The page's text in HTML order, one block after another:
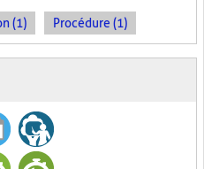
(1) Procédure (1)